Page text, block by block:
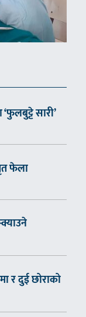
सारी’
फेला
र दुई छोराको